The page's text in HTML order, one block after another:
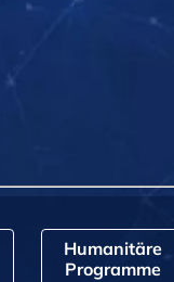
Humanitäre
Programme